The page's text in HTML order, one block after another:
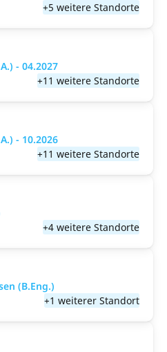
+5 weitere Standorte
- 04.2027
+11 weitere Standorte
- 10.2026
+11 weitere Standorte
+4 weitere Standorte
(B.Eng.)
+1 weiterer Standort